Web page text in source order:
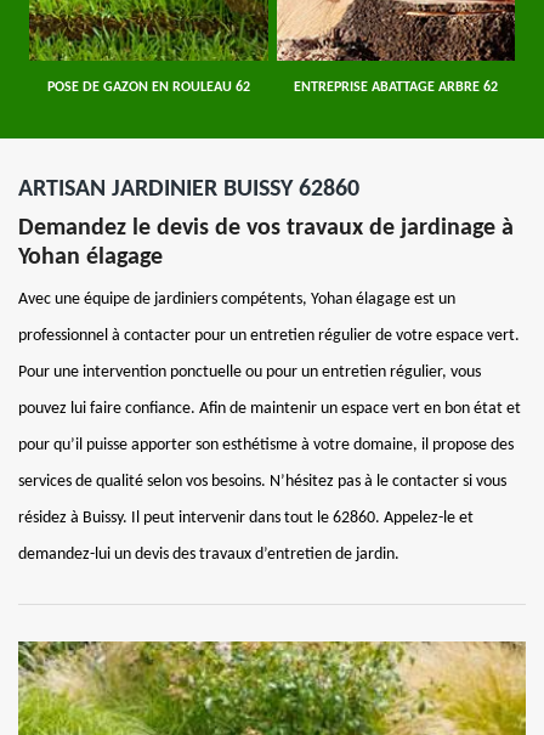
POSE DE GAZON EN ROULEAU 62 ENTREPRISE ABATTAGE ARBRE 62
ARTISAN JARDINIER BUISSY 62860
Demandez le devis de vos travaux de jardinage à
Yohan élagage
Avec une équipe de jardiniers compétents, Yohan élagage est un
professionnel à contacter pour un entretien régulier de votre espace vert.
Pour une intervention ponctuelle ou pour un entretien régulier, vous
pouvez lui faire confiance. Afin de maintenir un espace vert en bon état et
pour qu’il puisse apporter son esthétisme à votre domaine, il propose des
services de qualité selon vos besoins. N’hésitez pas à le contacter si vous
résidez à Buissy. Il peut intervenir dans tout le 62860. Appelez-le et
demandez-lui un devis des travaux d’entretien de jardin.